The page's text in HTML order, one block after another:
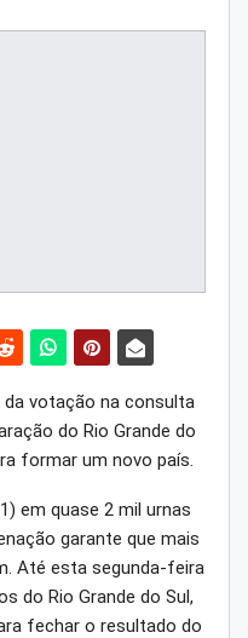
da votação na consulta
do Rio Grande do
formar um novo país.
em quase 2 mil urnas
garante que mais
Até esta segunda-feira
do Rio Grande do Sul,
fechar o resultado do